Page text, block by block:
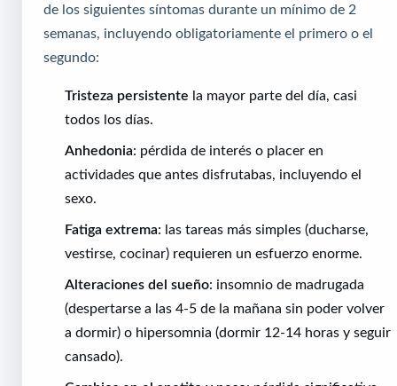
de los siguientes síntomas durante un mínimo de 2
semanas, incluyendo obligatoriamente el primero o el
segundo:
Tristeza persistente la mayor parte del día, casi
todos los días.
Anhedonia: pérdida de interés o placer en
actividades que antes disfrutabas, incluyendo el
sexo.
Fatiga extrema: las tareas más simples (ducharse,
vestirse, cocinar) requieren un esfuerzo enorme.
Alteraciones del sueño: insomnio de madrugada
(despertarse a las 4-5 de la mañana sin poder volver
a dormir) o hipersomnia (dormir 12-14 horas y seguir
cansado).